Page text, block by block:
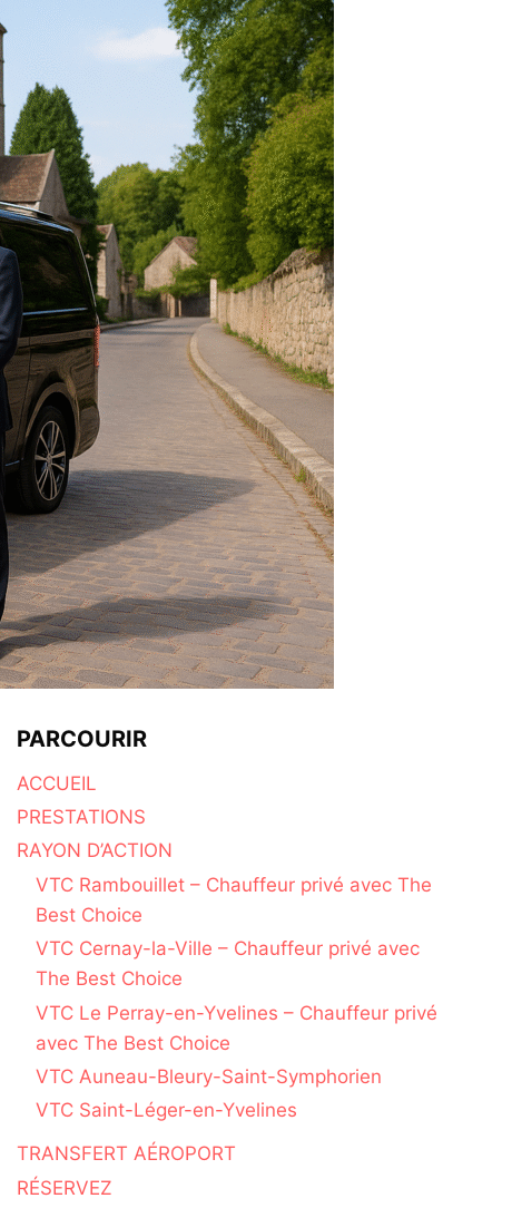
PARCOURIR
ACCUEIL
PRESTATIONS
RAYON D’ACTION
VTC Rambouillet – Chauffeur privé avec The
Best Choice
VTC Cernay-la-Ville – Chauffeur privé avec
The Best Choice
VTC Le Perray-en-Yvelines – Chauffeur privé
avec The Best Choice
VTC Auneau-Bleury-Saint-Symphorien
VTC Saint-Léger-en-Yvelines
TRANSFERT AÉROPORT
RÉSERVEZ